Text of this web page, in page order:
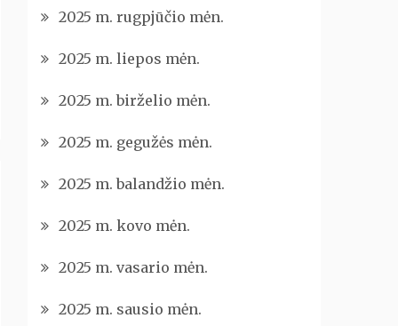
2025 m. rugpjūčio mėn.
2025 m. liepos mėn.
2025 m. birželio mėn.
2025 m. gegužės mėn.
2025 m. balandžio mėn.
2025 m. kovo mėn.
2025 m. vasario mėn.
2025 m. sausio mėn.